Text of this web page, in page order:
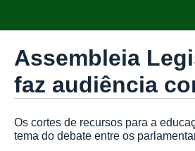
Assembleia
faz audiência
Os cortes de recursos para a
tema do debate entre os